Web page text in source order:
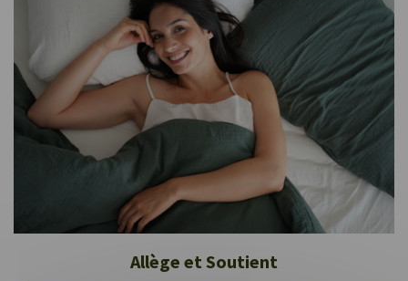
Allège et Soutient